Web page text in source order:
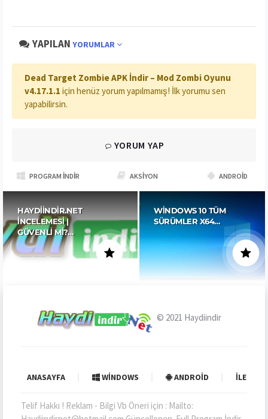
PROGRAM İNDIR AKSIYON ANDROID
HAYDIINDIR.NET
İNCELEMESI |
GÜVENLI MI?…
WINDOWS 10 TÜM
SÜRÜMLER X64…
YAPILAN YORUMLAR
Dead Target Zombie APK İndir – Mod Zombi Oyunu
v4.17.1.1 için henüz yorum yapılmamış! İlk yorumu sen
yapabilirsin.
YORUM YAP
© 2021 Haydiindir
ANASAYFA WINDOWS ANDROID İLETIŞIM
Telif Hakkı ! Reklam - Bilgi Vb Öneri için : Mailto: